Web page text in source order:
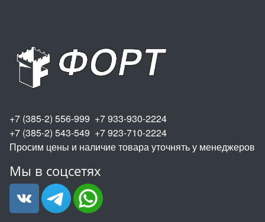
+7 (385-2) 556-999 +7 933-930-2224
+7 (385-2) 543-549 +7 923-710-2224
Просим цены и наличие товара уточнять у менеджеров
Мы в соцсетях